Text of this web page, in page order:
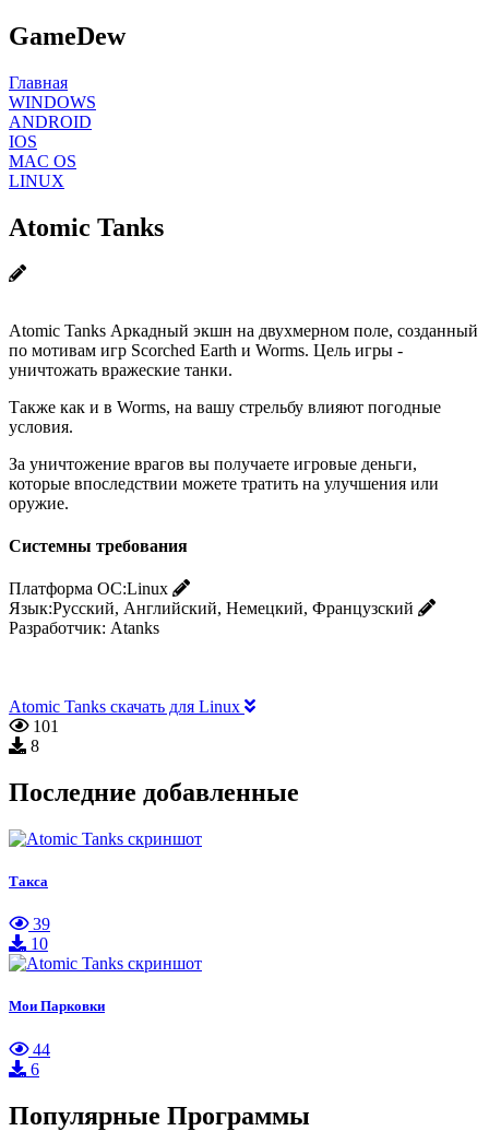
GameDew
Главная
WINDOWS
ANDROID
IOS
MAC OS
LINUX
Atomic Tanks
Atomic Tanks Аркадный экшн на двухмерном поле, созданный
по мотивам игр Scorched Earth и Worms. Цель игры -
уничтожать вражеские танки.
Также как и в Worms, на вашу стрельбу влияют погодные
условия.
За уничтожение врагов вы получаете игровые деньги,
которые впоследствии можете тратить на улучшения или
оружие.
Системны требования
Платформа ОС:Linux
Язык:Русский, Английский, Немецкий, Французский
Разработчик: Atanks
Atomic Tanks скачать для Linux
101
8
Последние добавленные
Такса
39
10
Мои Парковки
44
6
Популярные Программы